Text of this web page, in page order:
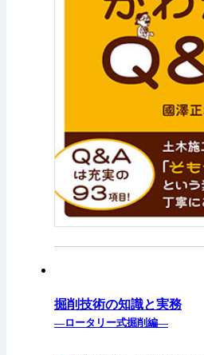
掘削技術の知識と実務
—ロータリー式掘削編—